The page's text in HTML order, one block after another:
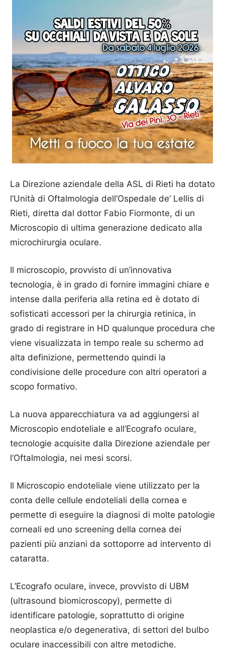
La Direzione aziendale della ASL di Rieti ha dotato
l’Unità di Oftalmologia dell’Ospedale de’ Lellis di
Rieti, diretta dal dottor Fabio Fiormonte, di un
Microscopio di ultima generazione dedicato alla
microchirurgia oculare.
Il microscopio, provvisto di un’innovativa
tecnologia, è in grado di fornire immagini chiare e
intense dalla periferia alla retina ed è dotato di
sofisticati accessori per la chirurgia retinica, in
grado di registrare in HD qualunque procedura che
viene visualizzata in tempo reale su schermo ad
alta definizione, permettendo quindi la
condivisione delle procedure con altri operatori a
scopo formativo.
La nuova apparecchiatura va ad aggiungersi al
Microscopio endoteliale e all’Ecografo oculare,
tecnologie acquisite dalla Direzione aziendale per
l’Oftalmologia, nei mesi scorsi.
Il Microscopio endoteliale viene utilizzato per la
conta delle cellule endoteliali della cornea e
permette di eseguire la diagnosi di molte patologie
corneali ed uno screening della cornea dei
pazienti più anziani da sottoporre ad intervento di
cataratta.
L’Ecografo oculare, invece, provvisto di UBM
(ultrasound biomicroscopy), permette di
identificare patologie, soprattutto di origine
neoplastica e/o degenerativa, di settori del bulbo
oculare inaccessibili con altre metodiche.